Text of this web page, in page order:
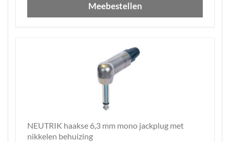
Meebestellen
NEUTRIK haakse 6,3 mm mono jackplug met
nikkelen behuizing